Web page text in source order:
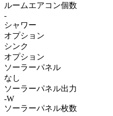
ルームエアコン個数
-
シャワー
オプション
シンク
オプション
ソーラーパネル
なし
ソーラーパネル出力
-W
ソーラーパネル枚数